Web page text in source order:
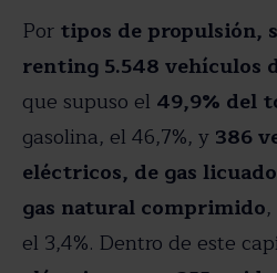
Por tipos de propulsión,
renting 5.548 vehículos
que supuso el 49,9% del
gasolina, el 46,7%, y 386
eléctricos, de gas
gas natural comprimido
el 3,4%. Dentro de este